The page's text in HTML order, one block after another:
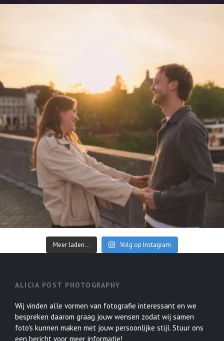
Meer laden... Volg op Instagram
ALICIA POST PHOTOGRAPHY
Wij vinden alle vormen van fotografie interessant en we
bespreken daarom graag jouw wensen zodat wij samen
foto's kunnen maken met jouw persoonlijke stijl. Stuur ons
een bericht voor meer informatie!